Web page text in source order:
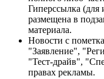
Гиперссылка (для
размещена в
материала.
Новости с
"Заявление",
"Тест-драйв",
правах рекламы.